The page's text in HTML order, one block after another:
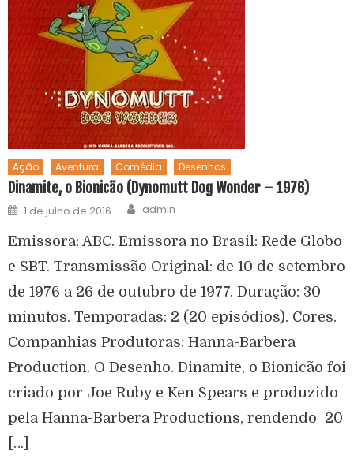
Ação Aventura Comédia Desenhos
Dinamite, o Bionicão (Dynomutt Dog Wonder – 1976)
1 de julho de 2016 admin
Emissora: ABC. Emissora no Brasil: Rede Globo
e SBT. Transmissão Original: de 10 de setembro
de 1976 a 26 de outubro de 1977. Duração: 30
minutos. Temporadas: 2 (20 episódios). Cores.
Companhias Produtoras: Hanna-Barbera
Production. O Desenho. Dinamite, o Bionicão foi
criado por Joe Ruby e Ken Spears e produzido
pela Hanna-Barbera Productions, rendendo 20
[…]